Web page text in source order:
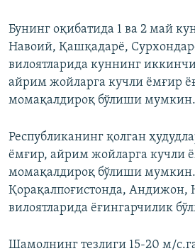
Бунинг оқибатида 1 ва 2 май
Навоий, Қашқадарё,
вилоятларида куннинг
айрим жойларга кучли ёмғир
момақалдироқ бўлиши мумкин.
Республиканинг қолган
ёмғир, айрим жойларга кучли
момақалдироқ бўлиши мумкин.
Қорақалпоғистонда, Андижон,
вилоятларида ёғингарчилик
Шамолнинг тезлиги 15-20 м/